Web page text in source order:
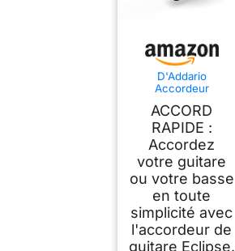
D'Addario
Accordeur
Eclipse à Pince pour
Guitare, Noir
ACCORD
RAPIDE :
Accordez
votre guitare
ou votre basse
en toute
simplicité avec
l'accordeur de
guitare Eclipse.